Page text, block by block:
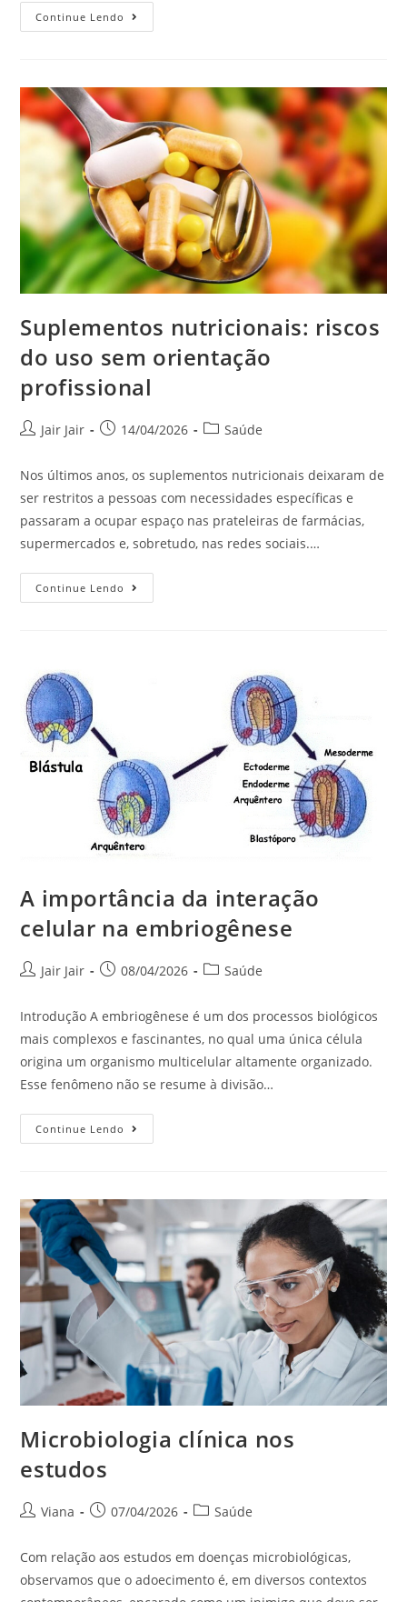
Continue Lendo
Suplementos nutricionais: riscos
do uso sem orientação
profissional
Jair Jair 14/04/2026 Saúde
Nos últimos anos, os suplementos nutricionais deixaram de
ser restritos a pessoas com necessidades específicas e
passaram a ocupar espaço nas prateleiras de farmácias,
supermercados e, sobretudo, nas redes sociais.…
Continue Lendo
A importância da interação
celular na embriogênese
Jair Jair 08/04/2026 Saúde
Introdução A embriogênese é um dos processos biológicos
mais complexos e fascinantes, no qual uma única célula
origina um organismo multicelular altamente organizado.
Esse fenômeno não se resume à divisão…
Continue Lendo
Microbiologia clínica nos
estudos
Viana 07/04/2026 Saúde
Com relação aos estudos em doenças microbiológicas,
observamos que o adoecimento é, em diversos contextos